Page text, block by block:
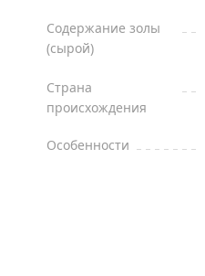
Содержание золы
(сырой)
Страна
происхождения
Особенности